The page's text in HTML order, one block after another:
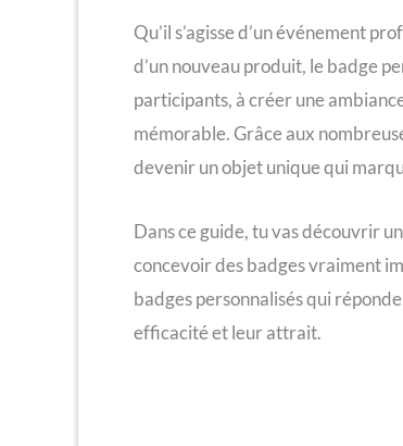
Qu’il s’agisse d’un événement
d’un nouveau produit, le badge
participants, à créer une
mémorable. Grâce aux
devenir un objet unique qui
Dans ce guide, tu vas découvrir
concevoir des badges vraiment
badges personnalisés qui
efficacité et leur attrait.